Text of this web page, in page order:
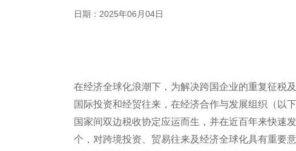
日期：2025年06月04日
在经济全球化浪潮下，为解决跨国企业的重复征税
国际投资和经贸往来，在经济合作与发展组织（以
国家间双边税收协定应运而生，并在近百年来快速
个，对跨境投资、贸易往来及经济全球化具有重要意